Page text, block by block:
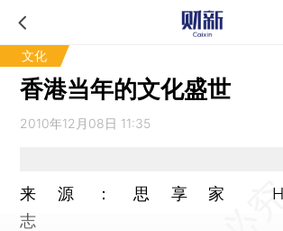
文化
香港当年的文化盛世
2010年12月08日 11:35
来源：思享家